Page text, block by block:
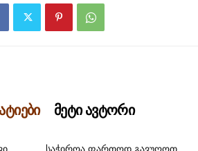
მეტი ავტორი